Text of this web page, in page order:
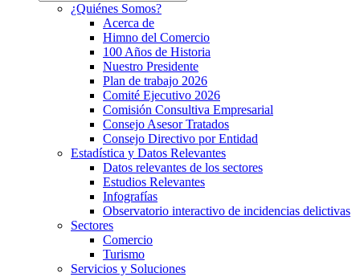
¿Quiénes Somos?
Acerca de
Himno del Comercio
100 Años de Historia
Nuestro Presidente
Plan de trabajo 2026
Comité Ejecutivo 2026
Comisión Consultiva Empresarial
Consejo Asesor Tratados
Consejo Directivo por Entidad
Estadística y Datos Relevantes
Datos relevantes de los sectores
Estudios Relevantes
Infografías
Observatorio interactivo de incidencias delictivas
Sectores
Comercio
Turismo
Servicios y Soluciones